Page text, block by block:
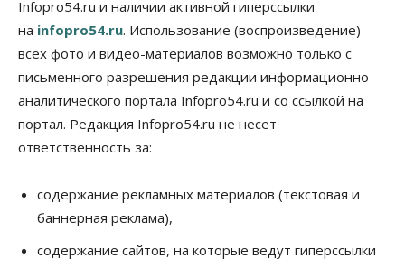
Новосибирцы стали реже оформлять
дома по упрощенной схеме
07 Августа 2026, 16:00
Власть Общество Право&Порядок
Роспотребнадзор изъял почти полторы тонны
мяса в Новосибирской области
Расходы новосибирцев на спорт выросли на 40%
за полгода
07 Августа 2026, 14:35
Infopro54.ru и наличии активной гиперссылки
на infopro54.ru. Использование (воспроизведение)
всех фото и видео-материалов возможно только с
письменного разрешения редакции информационно-
аналитического портала Infopro54.ru и со ссылкой на
портал. Редакция Infopro54.ru не несет
ответственность за:
содержание рекламных материалов (текстовая и
баннерная реклама),
содержание сайтов, на которые ведут гиперссылки